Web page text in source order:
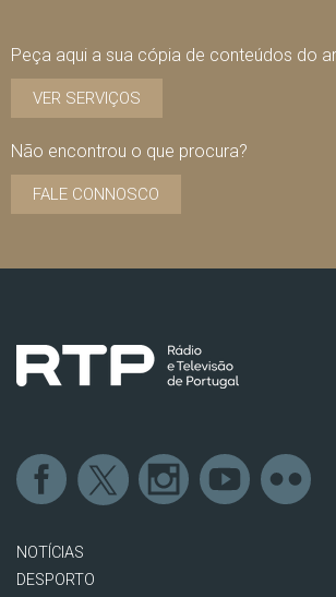
Peça aqui a sua cópia de conteúdos do
VER SERVIÇOS
Não encontrou o que procura?
FALE CONNOSCO
NOTÍCIAS
DESPORTO